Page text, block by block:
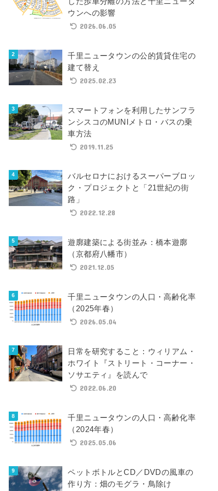
ウンへの影響
2026.06.05
千里ニュータウンの公的賃貸住宅の
建て替え
2025.02.23
スマートフォンを利用したサンフラ
ンシスコのMUNIメトロ・バスの乗
車方法
2019.11.25
バルセロナにおけるスーパーブロッ
ク・プロジェクトと「21世紀の街
路」
2022.12.28
遊廓建築による街並み：橋本遊廓
（京都府八幡市）
2021.12.05
千里ニュータウンの人口・高齢化率
（2025年春）
2026.05.04
日常を研究すること：ウィリアム・
ホワイト『ストリート・コーナー・
ソサエティ』を読んで
2022.06.20
千里ニュータウンの人口・高齢化率
（2024年春）
2025.05.06
ペットボトルとCD／DVDの風車の
作り方：畑のモグラ・鳥除け